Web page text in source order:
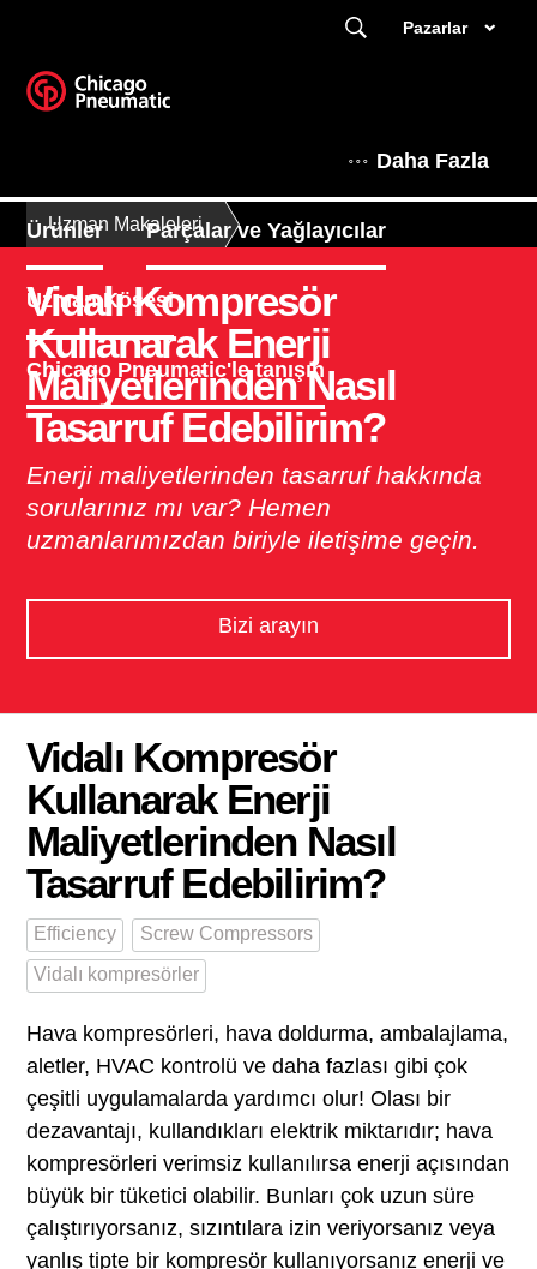
Pazarlar
Daha Fazla
Ürünler Parçalar ve Yağlayıcılar
Uzman Köşesi
Chicago Pneumatic'le tanışın
Uzman Makaleleri
Vidalı Kompresör
Kullanarak Enerji
Maliyetlerinden Nasıl
Tasarruf Edebilirim?
Enerji maliyetlerinden tasarruf hakkında
sorularınız mı var? Hemen
uzmanlarımızdan biriyle iletişime geçin.
Bizi arayın
Vidalı Kompresör
Kullanarak Enerji
Maliyetlerinden Nasıl
Tasarruf Edebilirim?
Efficiency
Screw Compressors
Vidalı kompresörler
Hava kompresörleri, hava doldurma, ambalajlama,
aletler, HVAC kontrolü ve daha fazlası gibi çok
çeşitli uygulamalarda yardımcı olur! Olası bir
dezavantajı, kullandıkları elektrik miktarıdır; hava
kompresörleri verimsiz kullanılırsa enerji açısından
büyük bir tüketici olabilir. Bunları çok uzun süre
çalıştırıyorsanız, sızıntılara izin veriyorsanız veya
yanlış tipte bir kompresör kullanıyorsanız enerji ve